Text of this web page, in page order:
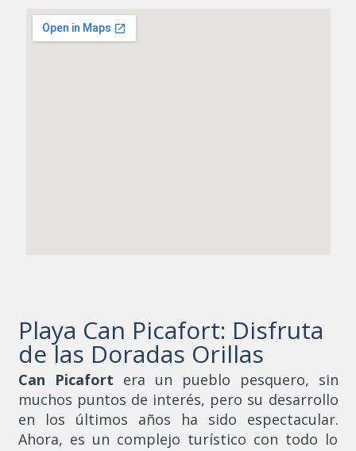
Playa Can Picafort: Disfruta
de las Doradas Orillas
Can Picafort era un pueblo pesquero, sin
muchos puntos de interés, pero su desarrollo
en los últimos años ha sido espectacular.
Ahora, es un complejo turístico con todo lo